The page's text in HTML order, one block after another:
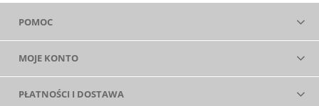
POMOC
MOJE KONTO
PŁATNOŚCI I DOSTAWA